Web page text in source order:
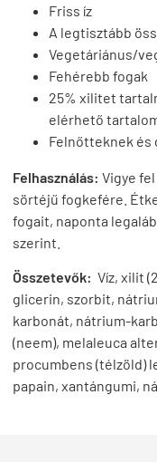
Friss íz
A legtisztább
Vegetáriánus/
Fehérebb fogak
25% xilitet
elérhető
Felnőtteknek és
Felhasználás: Vigye
sörtéjű fogkefére.
fogait, naponta
szerint.
Összetevők: Víz, xilit
glicerin, szorbit,
karbonát, nátrium-
(neem), melaleuca
procumbens (télzöld)
papain, xantángumi,